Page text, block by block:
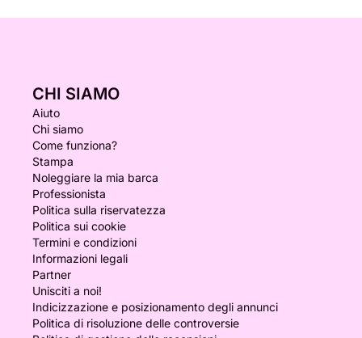
CHI SIAMO
Aiuto
Chi siamo
Come funziona?
Stampa
Noleggiare la mia barca
Professionista
Politica sulla riservatezza
Politica sui cookie
Termini e condizioni
Informazioni legali
Partner
Unisciti a noi!
Indicizzazione e posizionamento degli annunci
Politica di risoluzione delle controversie